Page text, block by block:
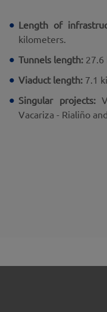
Length of
kilometers.
Tunnels length: 27.6
Viaduct length: 7.1
Singular projects:
Vacariza - Rialiño